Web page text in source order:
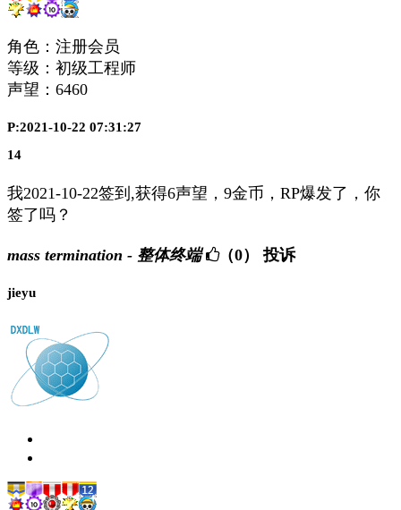
角色：注册会员
等级：初级工程师
声望： 6460
P:2021-10-22 07:31:27
14
我2021-10-22签到,获得6声望，9金币，RP爆发了，你
签了吗？
mass termination - 整体终端 （0） 投诉
jieyu